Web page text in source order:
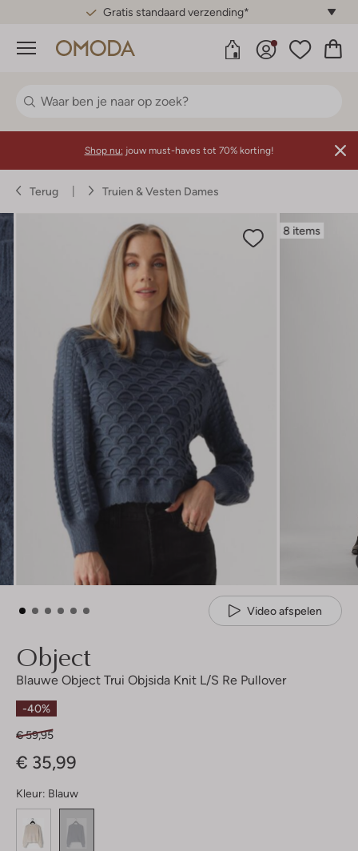
Gratis standaard verzending*
Menu
Shop nu: jouw must-haves tot 70% korting!
Terug Truien & Vesten Dames
8 items
Video afspelen
Object
Blauwe Object Trui Objsida Knit L/s Re Pullover
-40%
€ 59,95
€ 35,99
Kleur: Blauw